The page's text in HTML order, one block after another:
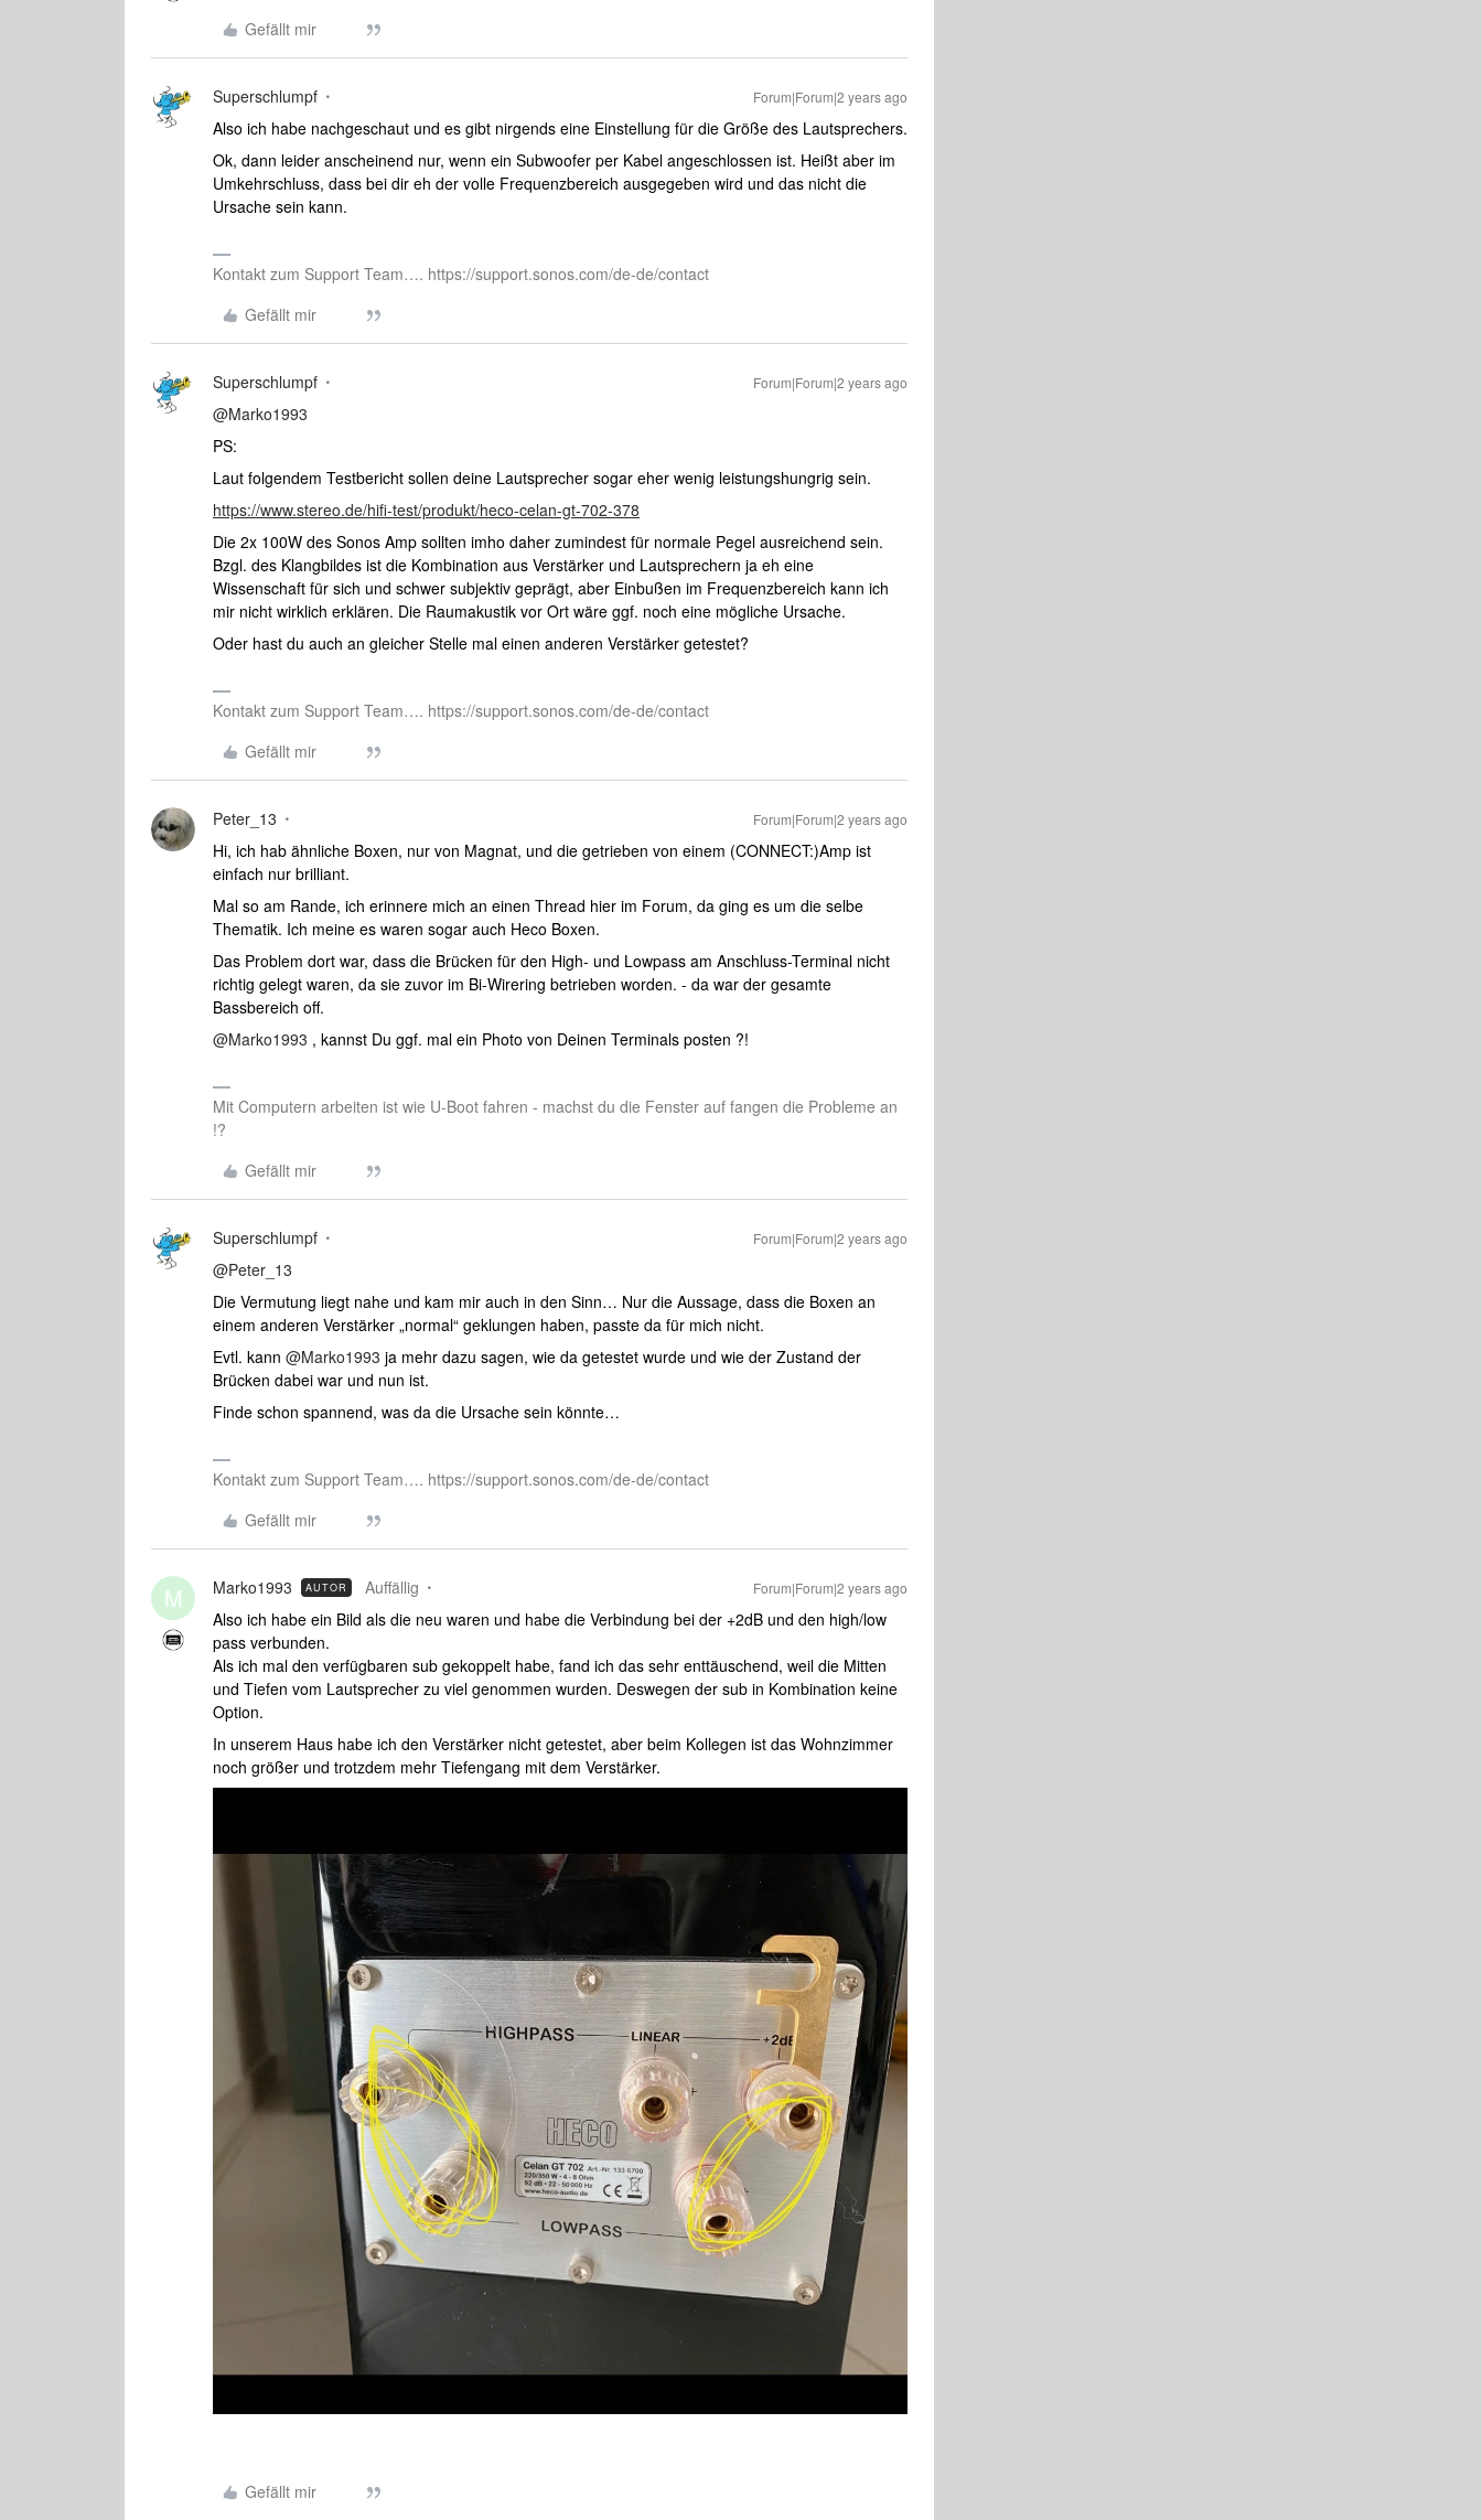
Gefällt mir
Superschlumpf Forum|Forum|2 years ago
Also ich habe nachgeschaut und es gibt nirgends eine Einstellung für die Größe des Lautsprechers.
Ok, dann leider anscheinend nur, wenn ein Subwoofer per Kabel angeschlossen ist. Heißt aber im
Umkehrschluss, dass bei dir eh der volle Frequenzbereich ausgegeben wird und das nicht die
Ursache sein kann.
Kontakt zum Support Team…. https://support.sonos.com/de-de/contact
Gefällt mir
Superschlumpf Forum|Forum|2 years ago
@Marko1993
PS:
Laut folgendem Testbericht sollen deine Lautsprecher sogar eher wenig leistungshungrig sein.
https://www.stereo.de/hifi-test/produkt/heco-celan-gt-702-378
Die 2x 100W des Sonos Amp sollten imho daher zumindest für normale Pegel ausreichend sein.
Bzgl. des Klangbildes ist die Kombination aus Verstärker und Lautsprechern ja eh eine
Wissenschaft für sich und schwer subjektiv geprägt, aber Einbußen im Frequenzbereich kann ich
mir nicht wirklich erklären. Die Raumakustik vor Ort wäre ggf. noch eine mögliche Ursache.
Oder hast du auch an gleicher Stelle mal einen anderen Verstärker getestet?
Kontakt zum Support Team…. https://support.sonos.com/de-de/contact
Gefällt mir
Peter_13 Forum|Forum|2 years ago
Hi, ich hab ähnliche Boxen, nur von Magnat, und die getrieben von einem (CONNECT:)Amp ist
einfach nur brilliant.
Mal so am Rande, ich erinnere mich an einen Thread hier im Forum, da ging es um die selbe
Thematik. Ich meine es waren sogar auch Heco Boxen.
Das Problem dort war, dass die Brücken für den High- und Lowpass am Anschluss-Terminal nicht
richtig gelegt waren, da sie zuvor im Bi-Wirering betrieben worden. - da war der gesamte
Bassbereich off.
@Marko1993 , kannst Du ggf. mal ein Photo von Deinen Terminals posten ?!
Mit Computern arbeiten ist wie U-Boot fahren - machst du die Fenster auf fangen die Probleme an
!?
Gefällt mir
Superschlumpf Forum|Forum|2 years ago
@Peter_13
Die Vermutung liegt nahe und kam mir auch in den Sinn… Nur die Aussage, dass die Boxen an
einem anderen Verstärker „normal“ geklungen haben, passte da für mich nicht.
Evtl. kann @Marko1993 ja mehr dazu sagen, wie da getestet wurde und wie der Zustand der
Brücken dabei war und nun ist.
Finde schon spannend, was da die Ursache sein könnte…
Kontakt zum Support Team…. https://support.sonos.com/de-de/contact
Gefällt mir
M Marko1993 AUTOR Auffällig Forum|Forum|2 years ago
Also ich habe ein Bild als die neu waren und habe die Verbindung bei der +2dB und den high/low
pass verbunden.
Als ich mal den verfügbaren sub gekoppelt habe, fand ich das sehr enttäuschend, weil die Mitten
und Tiefen vom Lautsprecher zu viel genommen wurden. Deswegen der sub in Kombination keine
Option.
In unserem Haus habe ich den Verstärker nicht getestet, aber beim Kollegen ist das Wohnzimmer
noch größer und trotzdem mehr Tiefengang mit dem Verstärker.
Gefällt mir